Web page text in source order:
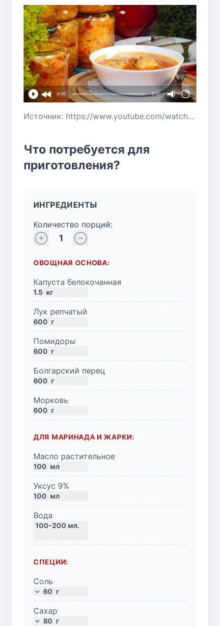
0:00 0:00
Источник: https://www.youtube.com/watch?v=HmqIid3kcIg
Что потребуется для
приготовления?
ИНГРЕДИЕНТЫ
Количество порций:
1
ОВОЩНАЯ ОСНОВА:
Капуста белокочанная
1.5 кг
Лук репчатый
600 г
Помидоры
600 г
Болгарский перец
600 г
Морковь
600 г
ДЛЯ МАРИНАДА И ЖАРКИ:
Масло растительное
100 мл
Уксус 9%
100 мл
Вода
СПЕЦИИ:
Соль
60 г
Сахар
80 г